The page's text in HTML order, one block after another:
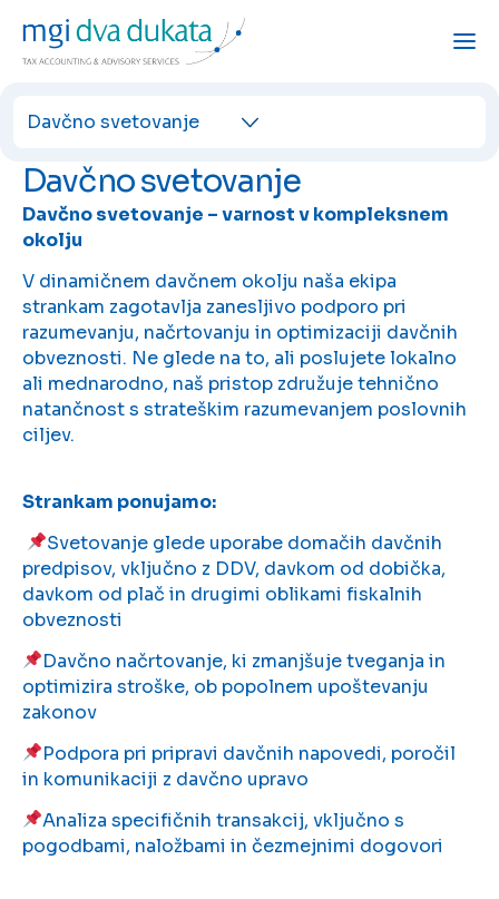
Davčno svetovanje
Davčno svetovanje
Davčno svetovanje – varnost v kompleksnem
okolju
V dinamičnem davčnem okolju naša ekipa
strankam zagotavlja zanesljivo podporo pri
razumevanju, načrtovanju in optimizaciji davčnih
obveznosti. Ne glede na to, ali poslujete lokalno
ali mednarodno, naš pristop združuje tehnično
natančnost s strateškim razumevanjem poslovnih
ciljev.
Strankam ponujamo:
Svetovanje glede uporabe domačih davčnih
predpisov, vključno z DDV, davkom od dobička,
davkom od plač in drugimi oblikami fiskalnih
obveznosti
Davčno načrtovanje, ki zmanjšuje tveganja in
optimizira stroške, ob popolnem upoštevanju
zakonov
Podpora pri pripravi davčnih napovedi, poročil
in komunikaciji z davčno upravo
Analiza specifičnih transakcij, vključno s
pogodbami, naložbami in čezmejnimi dogovori